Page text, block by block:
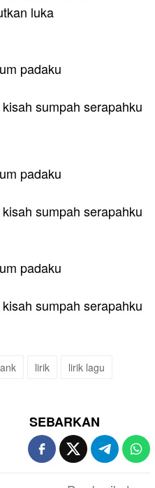
luka
padaku
sumpah serapahku
padaku
sumpah serapahku
padaku
sumpah serapahku
lirik
lirik lagu
SEBARKAN